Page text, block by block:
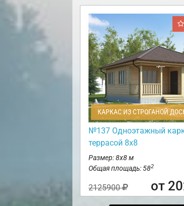
КАРКАС ИЗ СТРОГАНОЙ
№137 Одноэтажный
террасой 8х8
Размер: 8х8 м
Общая площадь: 582
2125900 от